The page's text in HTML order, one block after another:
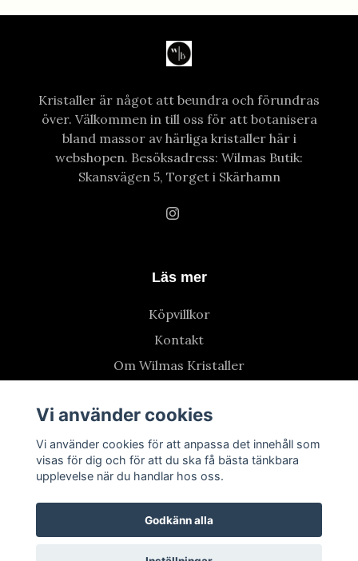
Kristaller är något att beundra och förundras
över. Välkommen in till oss för att botanisera
bland massor av härliga kristaller här i
webshopen. Besöksadress: Wilmas Butik:
Skansvägen 5, Torget i Skärhamn
Läs mer
Köpvillkor
Kontakt
Om Wilmas Kristaller
Vi använder cookies
Vi använder cookies för att anpassa det innehåll som
visas för dig och för att du ska få bästa tänkbara
upplevelse när du handlar hos oss.
Godkänn alla